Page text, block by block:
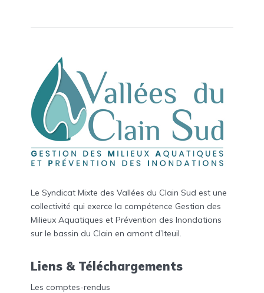
Le Syndicat Mixte des Vallées du Clain Sud est une
collectivité qui exerce la compétence Gestion des
Milieux Aquatiques et Prévention des Inondations
sur le bassin du Clain en amont d’Iteuil.
Liens & Téléchargements
Les comptes-rendus